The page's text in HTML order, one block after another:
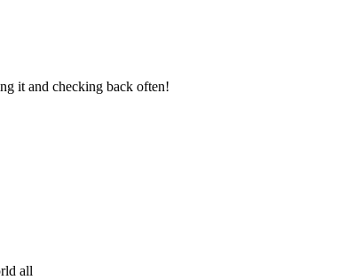
it and checking back often!
all